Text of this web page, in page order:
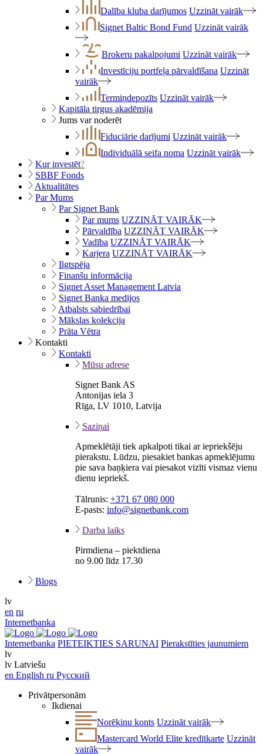
Dalība kluba darījumos Uzzināt vairāk
Signet Baltic Bond Fund Uzzināt vairāk
Brokeru pakalpojumi Uzzināt vairāk
Investīciju portfeļa pārvaldīšana Uzzināt
vairāk
Termiņdepozīts Uzzināt vairāk
Kapitāla tirgus akadēmija
Jums var noderēt
Fiduciārie darījumi Uzzināt vairāk
Individuālā seifa noma Uzzināt vairāk
Kur investēt?
SBBF Fonds
Aktualitātes
Par Mums
Par Signet Bank
Par mums UZZINĀT VAIRĀK
Pārvaldība UZZINĀT VAIRĀK
Vadība UZZINĀT VAIRĀK
Karjera UZZINĀT VAIRĀK
Ilgtspēja
Finanšu informācija
Signet Asset Management Latvia
Signet Banka medijos
Atbalsts sabiedrībai
Mākslas kolekcija
Prāta Vētra
Kontakti
Kontakti
Mūsu adrese
Signet Bank AS
Antonijas iela 3
Rīga, LV 1010, Latvija
Saziņai
Apmeklētāji tiek apkalpoti tikai ar iepriekšēju
pierakstu. Lūdzu, piesakiet bankas apmeklējumu
pie sava baņķiera vai piesakot vizīti vismaz vienu
dienu iepriekš.
Tālrunis: +371 67 080 000
E-pasts: info@signetbank.com
Darba laiks
Pirmdiena – piektdiena
no 9.00 līdz 17.30
Blogs
lv
en ru
Internetbanka
Internetbanka PIETEIKTIES SARUNAI Pierakstīties jaunumiem
lv
lv Latviešu
en English ru Русский
Privātpersonām
Ikdienai
Norēķinu konts Uzzināt vairāk
Mastercard World Elite kredītkarte Uzzināt
vairāk